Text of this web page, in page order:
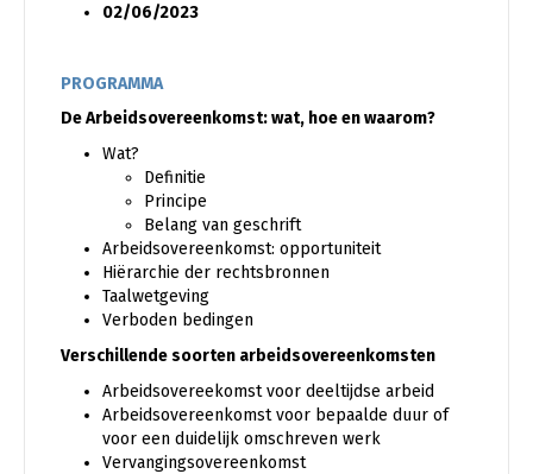
02/06/2023
PROGRAMMA
De Arbeidsovereenkomst: wat, hoe en waarom?
Wat?
Definitie
Principe
Belang van geschrift
Arbeidsovereenkomst: opportuniteit
Hiërarchie der rechtsbronnen
Taalwetgeving
Verboden bedingen
Verschillende soorten arbeidsovereenkomsten
Arbeidsovereekomst voor deeltijdse arbeid
Arbeidsovereenkomst voor bepaalde duur of
voor een duidelijk omschreven werk
Vervangingsovereenkomst